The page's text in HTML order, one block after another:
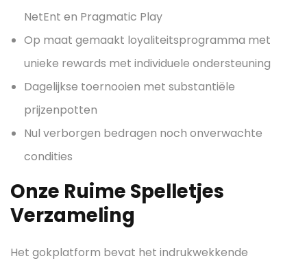
NetEnt en Pragmatic Play
Op maat gemaakt loyaliteitsprogramma met
unieke rewards met individuele ondersteuning
Dagelijkse toernooien met substantiële
prijzenpotten
Nul verborgen bedragen noch onverwachte
condities
Onze Ruime Spelletjes
Verzameling
Het gokplatform bevat het indrukwekkende